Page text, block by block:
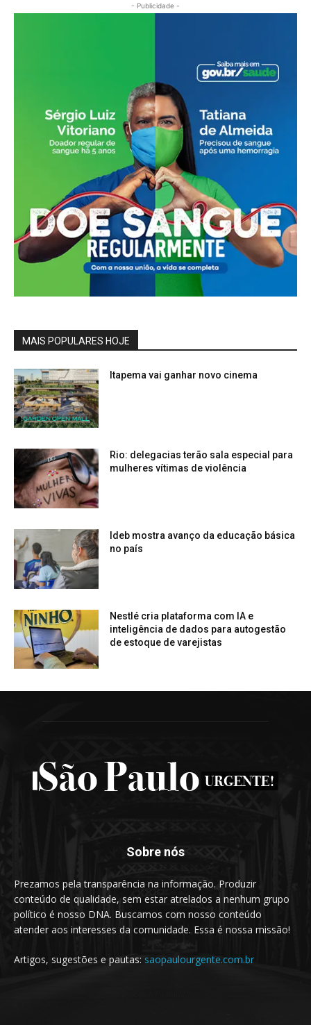
- Publicidade -
MAIS POPULARES HOJE
Itapema vai ganhar novo cinema
Rio: delegacias terão sala especial para
mulheres vítimas de violência
Ideb mostra avanço da educação básica
no país
Nestlé cria plataforma com IA e
inteligência de dados para autogestão
de estoque de varejistas
Sobre nós
Prezamos pela transparência na informação. Produzir
conteúdo de qualidade, sem estar atrelados a nenhum grupo
político é nosso DNA. Buscamos com nosso conteúdo
atender aos interesses da comunidade. Essa é nossa missão!
Artigos, sugestões e pautas: saopaulourgente.com.br